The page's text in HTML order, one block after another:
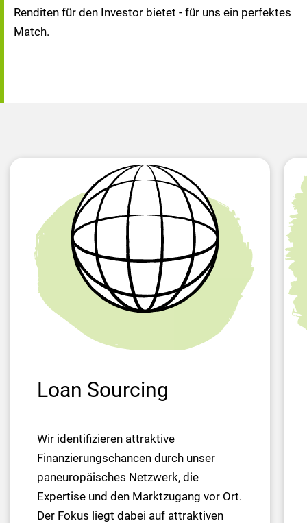
Renditen für den Investor bietet - für uns ein perfektes
Match.
Loan Sourcing
Wir identifizieren attraktive
Finanzierungschancen durch unser
paneuropäisches Netzwerk, die
Expertise und den Marktzugang vor Ort.
Der Fokus liegt dabei auf attraktiven